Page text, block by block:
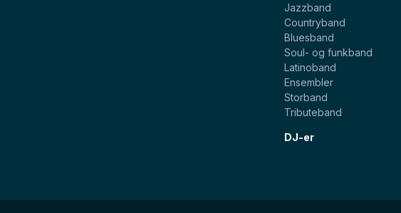
Jazzband
Countryband
Bluesband
Soul- og funkband
Latinoband
Ensembler
Storband
Tributeband
DJ-er